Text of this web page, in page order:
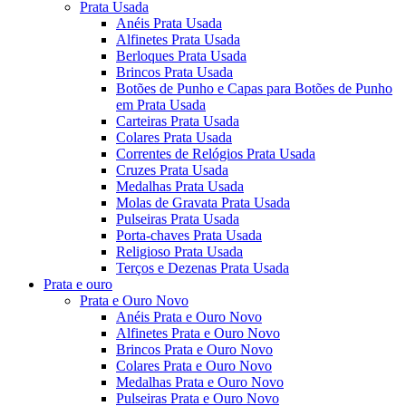
Prata Usada
Anéis Prata Usada
Alfinetes Prata Usada
Berloques Prata Usada
Brincos Prata Usada
Botões de Punho e Capas para Botões de Punho
em Prata Usada
Carteiras Prata Usada
Colares Prata Usada
Correntes de Relógios Prata Usada
Cruzes Prata Usada
Medalhas Prata Usada
Molas de Gravata Prata Usada
Pulseiras Prata Usada
Porta-chaves Prata Usada
Religioso Prata Usada
Terços e Dezenas Prata Usada
Prata e ouro
Prata e Ouro Novo
Anéis Prata e Ouro Novo
Alfinetes Prata e Ouro Novo
Brincos Prata e Ouro Novo
Colares Prata e Ouro Novo
Medalhas Prata e Ouro Novo
Pulseiras Prata e Ouro Novo